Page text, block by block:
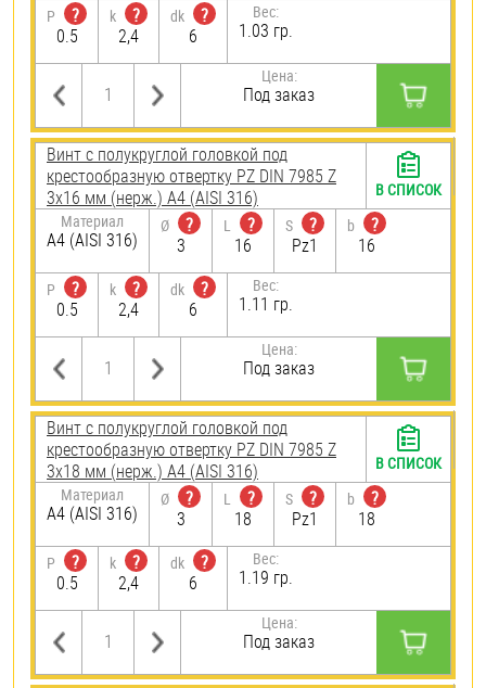
P
?
0.5
k
?
2,4
dk
?
6
Вес:
1.03 гр.
Цена:
Под заказ
Винт с полукруглой головкой под
крестообразную отвертку PZ DIN 7985 Z
3х16 мм (нерж.) A4 (AISI 316)
Материал
A4 (AISI 316)
Ø
?
3
L
?
16
S
?
Pz1
b
?
16
P
?
0.5
k
?
2,4
dk
?
6
Вес:
1.11 гр.
Цена:
Под заказ
В СПИСОК
Винт с полукруглой головкой под
крестообразную отвертку PZ DIN 7985 Z
3х18 мм (нерж.) A4 (AISI 316)
Материал
A4 (AISI 316)
Ø
?
3
L
?
18
S
?
Pz1
b
?
18
P
?
0.5
k
?
2,4
dk
?
6
Вес:
1.19 гр.
Цена:
Под заказ
В СПИСОК